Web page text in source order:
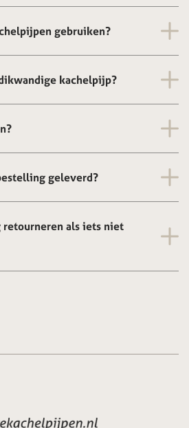
gebruiken?
kachelpijp?
geleverd?
als iets niet